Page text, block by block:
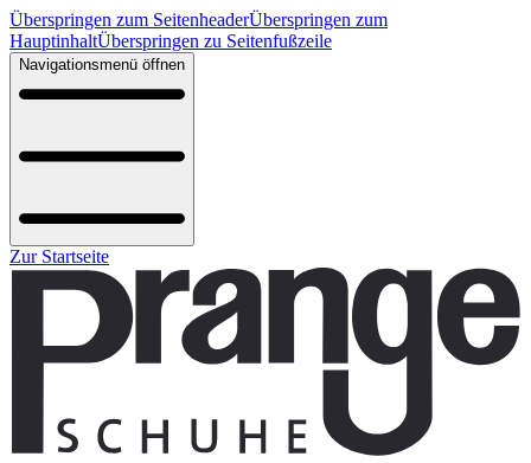
Überspringen zum SeitenheaderÜberspringen zum
HauptinhaltÜberspringen zu Seitenfußzeile
Navigationsmenü öffnen
Zur Startseite